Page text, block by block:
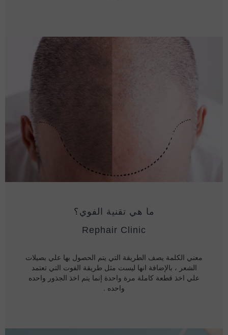
ما هي تقنية الفوي؟
Rephair Clinic
معني الكلمة يصف الطريقة التي يتم الحصول بها علي بصيلات
الشعر ، بالإضافة انها ليست مثل طريقة الفوت التي تعتمد
علي اخذ قطعة كاملة مرة واحدة إنما يتم اخذ الجذور واحده
واحده .